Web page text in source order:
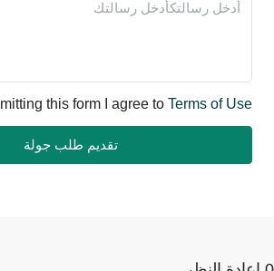
this form I agree toTerms of Use
تقديم طلب جولة